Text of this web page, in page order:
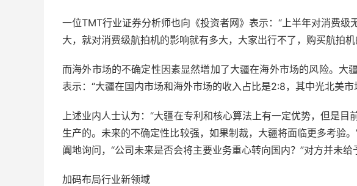
一位TMT行业证券分析师也向《投资者网》表示：“上半年对消费级
大，就对消费级航拍机的影响就有多大，大家出行不了，购买航拍
而海外市场的不确定性因素显然增加了大疆在海外市场的风险。大
表示：“大疆在国内市场和海外市场的收入占比是2:8，其中光北美
上述业内人士认为：“大疆在专利和核心算法上有一定优势，但是目
生产的。未来的不确定性比较强，如果制裁，大疆将面临更多考验
阗地询问，“公司未来是否会将主要业务重心转向国内？”对方并未给
加码布局行业新领域